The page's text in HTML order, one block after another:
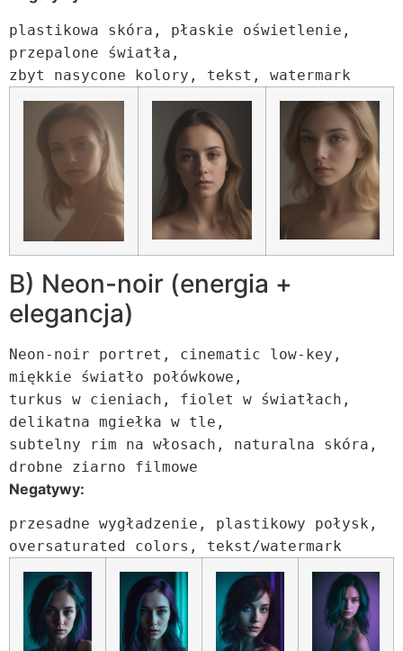
plastikowa skóra, płaskie oświetlenie,
przepalone światła ,
zbyt nasycone kolory, tekst, watermark
B) Neon-noir (energia +
elegancja)
Neon-noir portret, cinematic low-key,
miękkie światło połówkowe,
turkus w cieniach, fiolet w światłach,
delikatna mgiełka w tle,
subtelny rim na włosach, naturalna skóra,
drobne ziarno filmowe
Negatywy:
przesadne wygładzenie, plastikowy połysk,
oversaturated colors, tekst/watermark